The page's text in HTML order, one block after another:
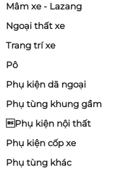
Mâm xe - Lazang
Ngoại thất xe
Trang trí xe
Pô
Phụ kiện dã ngoại
Phụ tùng khung gầm
Phụ kiện nội thất
Phụ kiện cốp xe
Phụ tùng khác